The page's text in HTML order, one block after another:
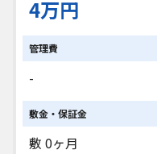
4万円
管理費
-
敷金・保証金
敷 0ヶ月